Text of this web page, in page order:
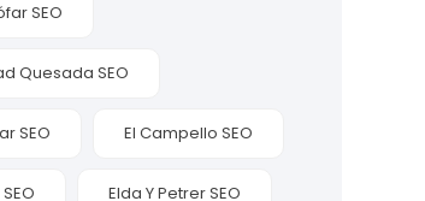
SEO
Quesada SEO
SEO El Campello SEO
Elda Y Petrer SEO